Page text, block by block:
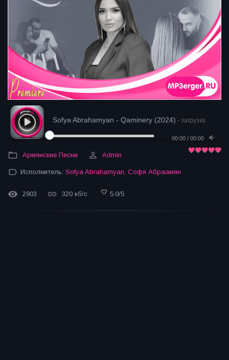
Sofya Abrahamyan - Qaminery (2024) - загрузка
00:00 / 00:00
Армянские Песни Admin
Исполнитель: Sofya Abrahamyan Софя Абраамян
2903 320 кб/с 5.0/5